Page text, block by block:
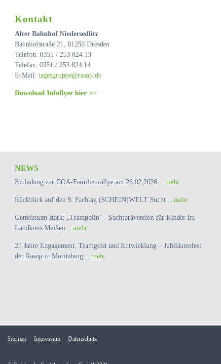
Kontakt
Alter Bahnhof Niedersedlitz
Bahnhofstraße 21, 01259 Dresden
Telefon: 0351 / 253 824 13
Telefax: 0351 / 253 824 14
E-Mail: tagesgruppe@rasop.de
Download Infoflyer hier >>
NEWS
Einladung zur COA-Familienrallye am 26.02.2026 ...mehr
Rückblick auf den 9. Fachtag (SCHEIN)WELT Sucht ...mehr
Gemeinsam stark: „Trampolin“ - Suchtprävention für Kinder im
Landkreis Meißen ...mehr
25 Jahre Engagement, Teamgeist und Entwicklung – Jubiläumsfest
der Rasop in Moritzburg ...mehr
Sitemap Impressum Datenschutz